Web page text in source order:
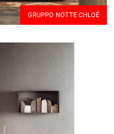
GRUPPO NOTTE CHLOÉ